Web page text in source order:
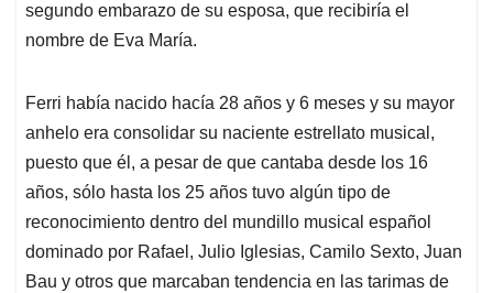
segundo embarazo de su esposa, que recibiría el
nombre de Eva María.
Ferri había nacido hacía 28 años y 6 meses y su mayor
anhelo era consolidar su naciente estrellato musical,
puesto que él, a pesar de que cantaba desde los 16
años, sólo hasta los 25 años tuvo algún tipo de
reconocimiento dentro del mundillo musical español
dominado por Rafael, Julio Iglesias, Camilo Sexto, Juan
Bau y otros que marcaban tendencia en las tarimas de